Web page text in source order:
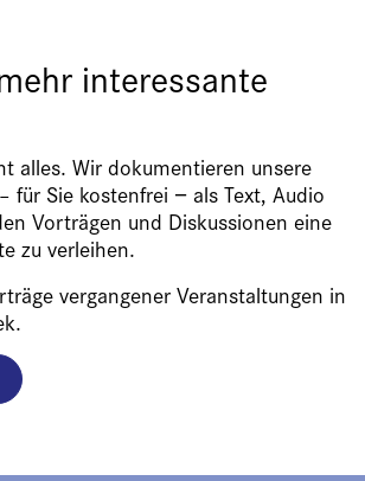
interessante
alles. Wir dokumentieren unsere
für Sie kostenfrei − als Text, Audio
Vorträgen und Diskussionen eine
zu verleihen.
vergangener Veranstaltungen in